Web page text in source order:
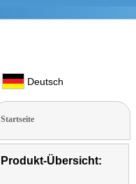
Deutsch
Startseite
Produkt-Übersicht: